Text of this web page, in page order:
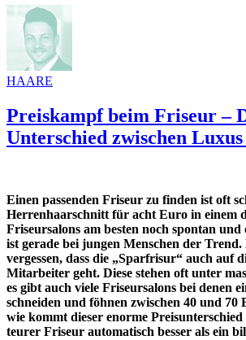
HAARE
Preiskampf beim Friseur –
Unterschied zwischen
Einen passenden Friseur zu finden ist oft
Herrenhaarschnitt für acht Euro in einem
Friseursalons am besten noch spontan
ist gerade bei jungen Menschen der
vergessen, dass die „Sparfrisur“ auch auf
Mitarbeiter geht. Diese stehen oft unter
es gibt auch viele Friseursalons bei denen
schneiden und föhnen zwischen 40 und 70
wie kommt dieser enorme
teurer Friseur automatisch besser als ein